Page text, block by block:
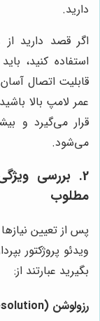
دارید.
اگر قصد دارید
استفاده کنید،
قابلیت اتصال
عمر لامپ بالا
قرار می‌گیرد و
می‌شود.
2. بررسی
مطلوب
پس از تعیین
ویدئو پروژکتور
بگیرید عبارتند از:
رزولوشن (Resolution): وضوح تصویر، عامل تعیین‌کننده کیفیت